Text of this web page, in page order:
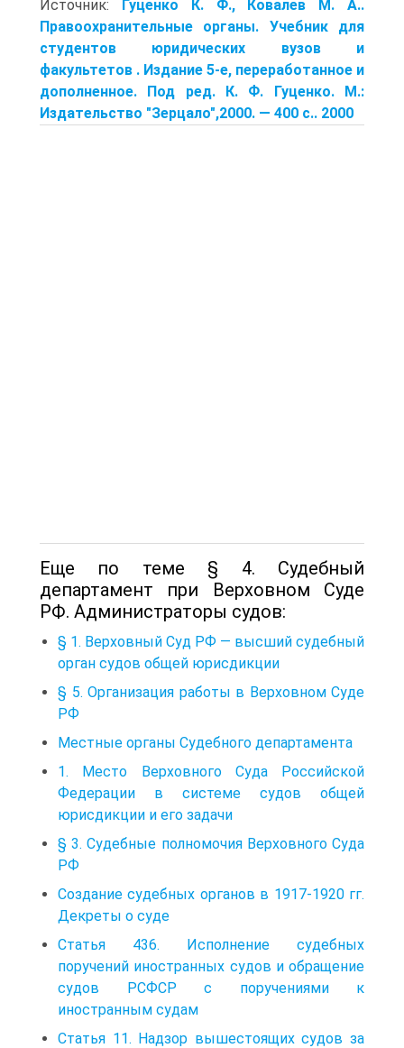
Источник:
Гуценко К. Ф., Ковалев М. А..
Правоохранительные органы. Учебник для
студентов юридических вузов и
факультетов . Издание 5-е, переработанное и
дополненное. Под ред. К. Ф. Гуценко. М.:
Издательство "Зерцало",2000. — 400 с.. 2000
Еще по теме § 4. Судебный
департамент при Верховном Суде
РФ. Администраторы судов:
§ 1. Верховный Суд РФ — высший судебный
орган судов общей юрисдикции
§ 5. Организация работы в Верховном Суде
РФ
Местные органы Судебного департамента
1. Место Верховного Суда Российской
Федерации в системе судов общей
юрисдикции и его задачи
§ 3. Судебные полномочия Верховного Суда
РФ
Создание судебных органов в 1917-1920 гг.
Декреты о суде
Статья 436. Исполнение судебных
поручений иностранных судов и обращение
судов РСФСР с поручениями к
иностранным судам
Статья 11. Надзор вышестоящих судов за